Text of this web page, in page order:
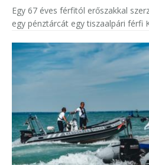
Egy 67 éves férfitól erőszakkal
egy pénztárcát egy tiszaalpári férfi